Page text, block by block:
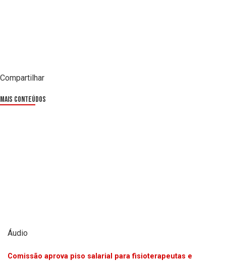
Compartilhar
Mais Conteúdos
Áudio
Comissão aprova piso salarial para fisioterapeutas e